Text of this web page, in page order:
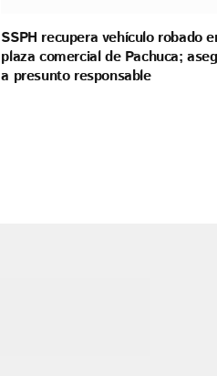
SSPH recupera vehículo robado
plaza comercial de Pachuca;
a presunto responsable